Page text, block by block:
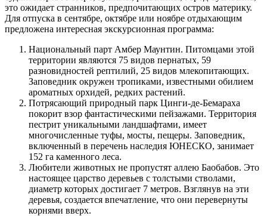
это ожидает странников, предпочитающих остров материку.
Для отпуска в сентябре, октябре или ноябре отдыхающим
предложена интересная экскурсионная программа:
Национальный парт Амбер Маунтин. Питомцами этой
территории являются 75 видов пернатых, 59
разновидностей рептилий, 25 видов млекопитающих.
Заповедник окружен тропиками, известными обилием
ароматных орхидей, редких растений.
Потрясающий природный парк Цинги-де-Бемараха
покорит взор фантастическими пейзажами. Территория
пестрит уникальными ландшафтами, имеет
многочисленные туфы, мосты, пещеры. Заповедник,
включенный в перечень наследия ЮНЕСКО, занимает
152 га каменного леса.
Любители животных не пропустят аллею Баобабов. Это
настоящее царство деревьев с толстыми стволами,
диаметр которых достигает 7 метров. Взглянув на эти
деревья, создается впечатление, что они перевернуты
корнями вверх.